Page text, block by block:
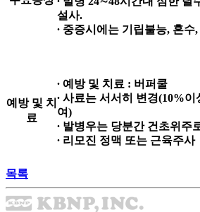
설사.
∙ 중증시에는 기립불능, 혼수
예방 및 치
료
∙ 예방 및 치료 : 버퍼쿨
∙ 사료는 서서히 변경(10%
여)
∙ 발병우는 당분간 건초위주
∙ 리모진 정맥 또는 근육주사
목록